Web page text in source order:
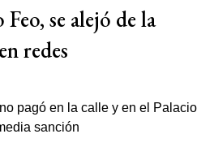
se alejó de la
redes